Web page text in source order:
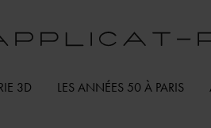
3D LES ANNÉES 50 À PARIS